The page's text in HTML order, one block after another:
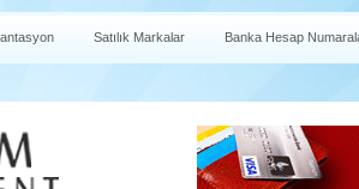
Satılık Markalar Banka Hesap